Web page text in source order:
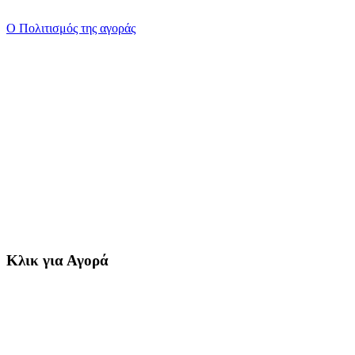
Ο Πολιτισμός της αγοράς
Κλικ για Αγορά